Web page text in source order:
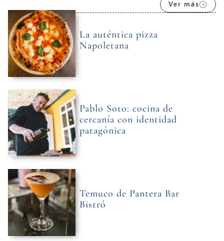
Ver más
La auténtica pizza
Napoletana
Pablo Soto: cocina de
cercanía con identidad
patagónica
Temuco de Pantera Bar
Bistró